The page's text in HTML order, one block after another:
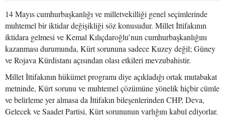
14 Mayıs cumhurbaşkanlığı ve milletvekilliği genel seçimlerinde
muhtemel bir iktidar değişikliği söz konusudur. Millet İttifakının
iktidara gelmesi ve Kemal Kılıçdaroğlu’nun cumhurbaşkanlığını
kazanması durumunda, Kürt sorununa sadece Kuzey değil; Güney
ve Rojava Kürdistanı açısından olası etkileri mevzubahistir.
Millet İttifakının hükümet programı diye açıkladığı ortak mutabakat
metninde, Kürt sorunu ve muhtemel çözümüne yönelik hiçbir cümle
ve belirleme yer almasa da İttifakın bileşenlerinden CHP, Deva,
Gelecek ve Saadet Partisi, Kürt sorununun varlığını kabul ediyorlar.